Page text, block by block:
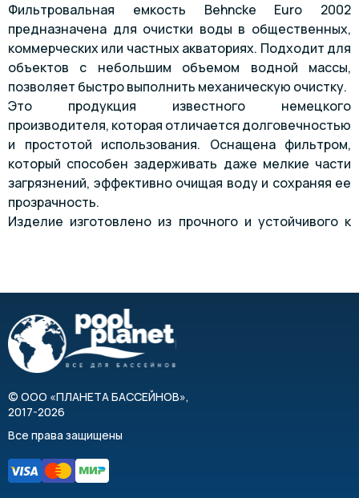
Фильтровальная емкость Behncke Euro 2002
предназначена для очистки воды в общественных,
коммерческих или частных акваториях. Подходит для
объектов с небольшим объемом водной массы,
позволяет быстро выполнить механическую очистку.
Это продукция известного немецкого
производителя, которая отличается долговечностью
и простотой использования. Оснащена фильтром,
который способен задерживать даже мелкие части
загрязнений, эффективно очищая воду и сохраняя ее
прозрачность.
Изделие изготовлено из прочного и устойчивого к
© ООО «ПЛАНЕТА БАССЕЙНОВ»,
2017-2026
Все права защищены